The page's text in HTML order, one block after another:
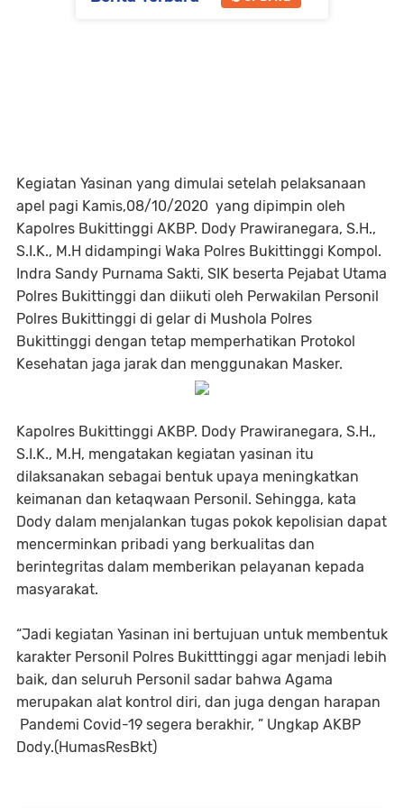
Kegiatan Yasinan yang dimulai setelah pelaksanaan
apel pagi Kamis,08/10/2020 yang dipimpin oleh
Kapolres Bukittinggi AKBP. Dody Prawiranegara, S.H.,
S.I.K., M.H didampingi Waka Polres Bukittinggi Kompol.
Indra Sandy Purnama Sakti, SIK beserta Pejabat Utama
Polres Bukittinggi dan diikuti oleh Perwakilan Personil
Polres Bukittinggi di gelar di Mushola Polres
Bukittinggi dengan tetap memperhatikan Protokol
Kesehatan jaga jarak dan menggunakan Masker.
Kapolres Bukittinggi AKBP. Dody Prawiranegara, S.H.,
S.I.K., M.H, mengatakan kegiatan yasinan itu
dilaksanakan sebagai bentuk upaya meningkatkan
keimanan dan ketaqwaan Personil. Sehingga, kata
Dody dalam menjalankan tugas pokok kepolisian dapat
mencerminkan pribadi yang berkualitas dan
berintegritas dalam memberikan pelayanan kepada
masyarakat.
“Jadi kegiatan Yasinan ini bertujuan untuk membentuk
karakter Personil Polres Bukitttinggi agar menjadi lebih
baik, dan seluruh Personil sadar bahwa Agama
merupakan alat kontrol diri, dan juga dengan harapan
Pandemi Covid-19 segera berakhir, ” Ungkap AKBP
Dody.(HumasResBkt)